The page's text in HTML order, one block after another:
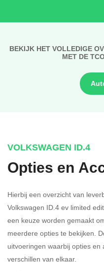
BEKIJK HET VOLLEDIGE
MET DE
VOLKSWAGEN ID.4
Opties en
Hierbij een overzicht van
Volkswagen ID.4 ev limited
een keuze worden gemaakt
meerdere opties te bekijken.
uitvoeringen waarbij opties
verschillen van elkaar.